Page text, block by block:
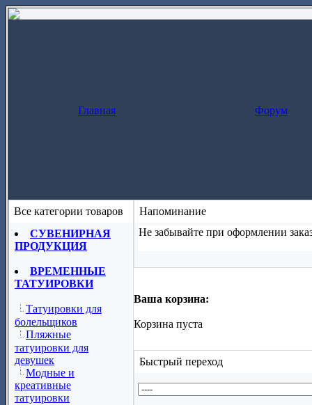
Главная Форум
Все категории товаров
СУВЕНИРНАЯ
ПРОДУКЦИЯ
ВРЕМЕННЫЕ
ТАТУИРОВКИ
Татуировки для
болельщиков
Пляжные
татуировки для
девушек
Модные и
креативные
татуировки
Напоминание
Не забывайте при оформлении
Ваша корзина:
Корзина пуста
Быстрый переход